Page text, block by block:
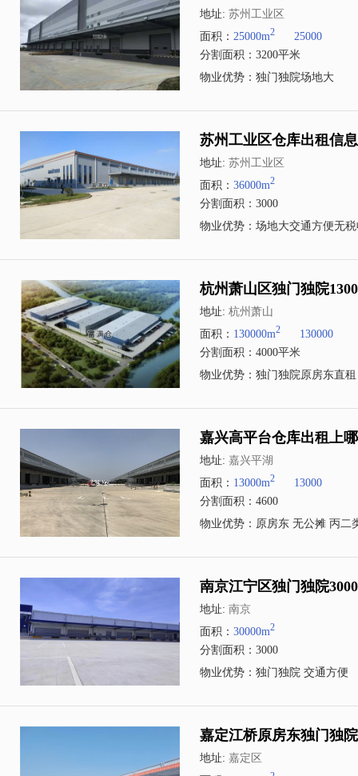
地址: 苏州工业区
面积： 25000m2 25000
分割面积：3200平米
物业优势：独门独院场地大
苏州工业区仓库出租信
地址: 苏州工业区
面积： 36000m2
分割面积：3000
物业优势：场地大交通方便无
杭州萧山区独门独院
地址: 杭州萧山
面积： 130000m2 130000
分割面积：4000平米
物业优势：独门独院原房东直租
嘉兴高平台仓库出租上
地址: 嘉兴平湖
面积： 13000m2 13000
分割面积：4600
物业优势：原房东 无公摊 丙二
南京江宁区独门独院
地址: 南京
面积： 30000m2
分割面积：3000
物业优势：独门独院 交通方便
嘉定江桥原房东独门独
地址: 嘉定区